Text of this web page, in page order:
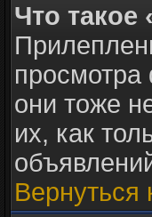
Что такое
они тоже
их, как
Вернуться